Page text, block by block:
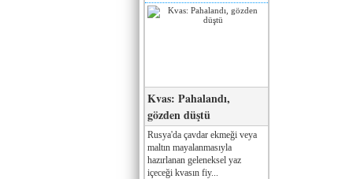
Kvas: Pahalandı,
gözden düştü
Rusya'da çavdar ekmeği veya
maltın mayalanmasıyla
hazırlanan geleneksel yaz
içeceği kvasın fiy...